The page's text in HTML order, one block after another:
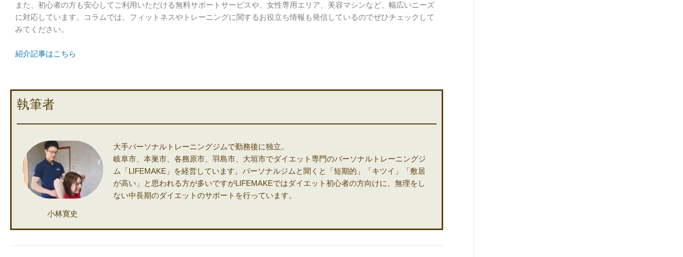
また、初心者の方も安心してご利用いただける無料サポートサービスや、女性専用エリア、美容マシンなど、幅広いニーズ
に対応しています。コラムでは、フィットネスやトレーニングに関するお役立ち情報も発信しているのでぜひチェックして
みてください。
紹介記事はこちら
執筆者
小林寛史
大手パーソナルトレーニングジムで勤務後に独立。
岐阜市、本巣市、各務原市、羽島市、大垣市でダイエット専門のパーソナルトレーニングジ
ム「LIFEMAKE」を経営しています。パーソナルジムと聞くと「短期的」「キツイ」「敷居
が高い」と思われる方が多いですがLIFEMAKEではダイエット初心者の方向けに、無理をし
ない中長期のダイエットのサポートを行っています。